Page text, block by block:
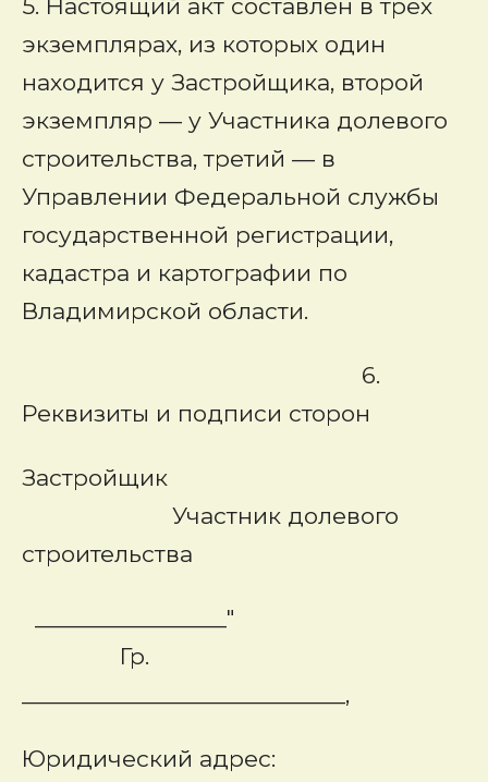
5. Настоящий акт составлен в трех
экземплярах, из которых один
находится у Застройщика, второй
экземпляр — у Участника долевого
строительства, третий — в
Управлении Федеральной службы
государственной регистрации,
кадастра и картографии по
Владимирской области.
6.
Реквизиты и подписи сторон
Застройщик
Участник долевого
строительства
________________"
Гр.
___________________________,
Юридический адрес: